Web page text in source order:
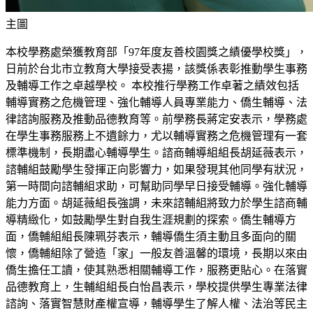
主圖
本校學務處榮獲教育部「97年度友善校園獎之績優學校獎」，
日前於台北市立教育大學接受表揚，該獎係表彰推動學生事務
及輔導工作之卓越學校。 本校推行學務工作卓著之績效包括
輔導實務之危機管理、強化輔導人員專業能力、僑生輔導、法
律諮詢服務及推動品德教育等。前學務長蔣定安表示，學務處
在學生事務服務上不遺餘力，尤以輔導實務之危機管理有一套
標準機制，長期盡心輔導學生。諮商輔導組組長胡延薇表示，
諮輔組鼓勵學生發揮正向影響力，如果發現其他同學有狀況，
第一時間向諮輔組求助，可幫助同學早日接受輔導。強化輔導
能力方面。胡延薇組長強調，未來諮輔組將致力於學生諮商輔
導精緻化，如鼓勵學生對自我生涯規劃的探索。僑生輔導方
面，僑輔組組長陳珮芬表示，輔導僑生須主動且多面向的關
懷，僑輔組除了營造「家」一般友善溫馨的環境，長期以來由
僑生擔任工讀，使其熟悉相關輔導工作，服務更貼心。在落實
品德教育上，生輔組組長白怡昌表示，學校提供學生專業法律
諮詢、落實智慧財產權宣導，輔導學生了解人權、法治等民主